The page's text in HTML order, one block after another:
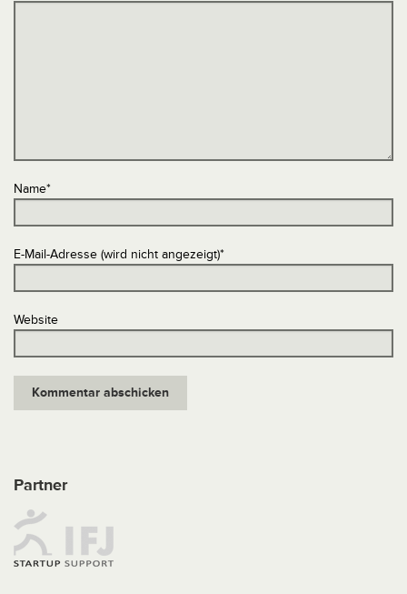
Name*
E-Mail-Adresse (wird nicht angezeigt)*
Website
Partner